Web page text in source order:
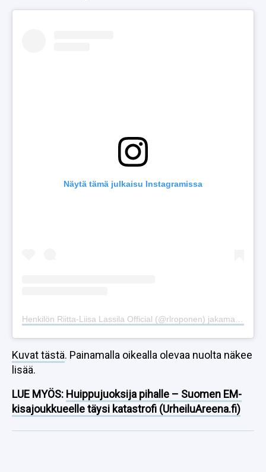
Näytä tämä julkaisu Instagramissa
Kuvat tästä. Painamalla oikealla olevaa nuolta näkee
lisää.
LUE MYÖS: Huippujuoksija pihalle – Suomen EM-
kisajoukkueelle täysi katastrofi (UrheiluAreena.fi)